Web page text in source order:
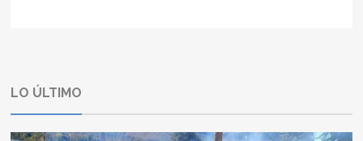
LO ÚLTIMO